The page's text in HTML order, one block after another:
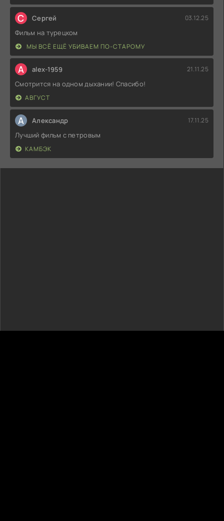
С Сергей 03.12.25
Фильм на турецком
МЫ ВСЁ ЕЩЁ УБИВАЕМ ПО-СТАРОМУ
A alex-1959 21.11.25
Смотрится на одном дыхании! Спасибо!
АВГУСТ
А Александр 17.11.25
Лучший фильм с петровым
КАМБЭК